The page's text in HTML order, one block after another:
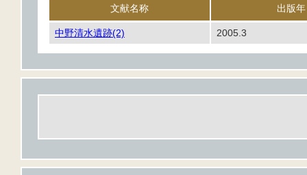
文献名称 出版年
中野清水遺跡(2) 2005.3